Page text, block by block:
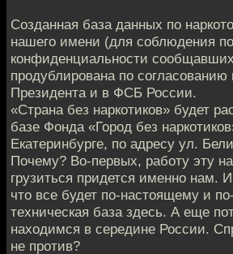
Созданная база данных по
нашего имени (для соблюдения
конфиденциальности
продублирована по
Президента и в ФСБ России.
«Страна без наркотиков» будет
базе Фонда «Город без
Екатеринбурге, по адресу ул.
Почему? Во-первых, работу эту
грузиться придется именно нам. И
что все будет по-настоящему и
техническая база здесь. А еще
находимся в середине России.
не против?